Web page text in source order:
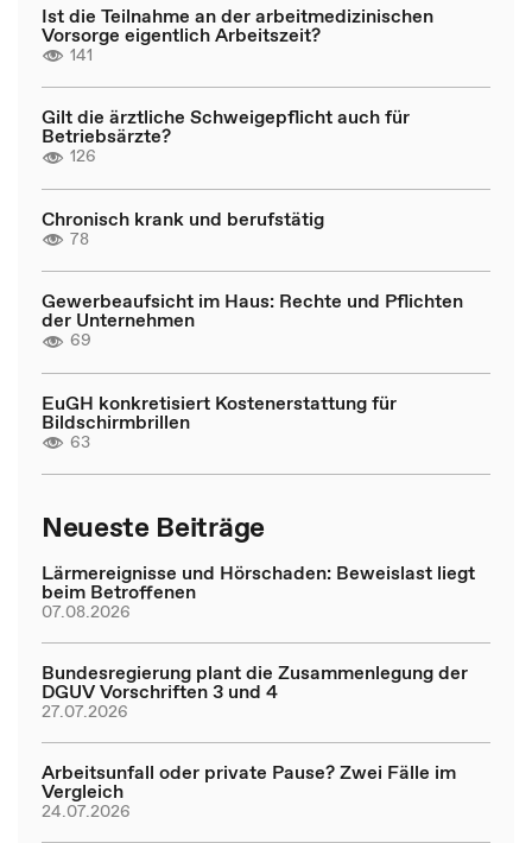
Ist die Teilnahme an der arbeitmedizinischen
Vorsorge eigentlich Arbeitszeit?
141
Gilt die ärztliche Schweigepflicht auch für
Betriebsärzte?
126
Chronisch krank und berufstätig
78
Gewerbeaufsicht im Haus: Rechte und Pflichten
der Unternehmen
69
EuGH konkretisiert Kostenerstattung für
Bildschirmbrillen
63
Neueste Beiträge
Lärmereignisse und Hörschaden: Beweislast liegt
beim Betroffenen
07.08.2026
Bundesregierung plant die Zusammenlegung der
DGUV Vorschriften 3 und 4
27.07.2026
Arbeitsunfall oder private Pause? Zwei Fälle im
Vergleich
24.07.2026